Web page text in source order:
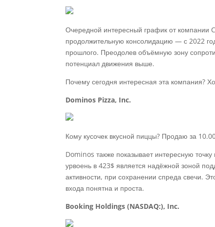
Очередной интересный график от компании
продолжительную консолидацию — с 2022
прошлого. Преодолев объёмную зону
потенциал движения выше.
Почему сегодня интересная эта компания?
Dominos Pizza, Inc.
Кому кусочек вкусной пиццы? Продаю за
Dominos также показывает интересную
урвоень в 423$ является надёжной зоной
активности, при сохранении спреда свечи.
входа понятна и проста.
Booking Holdings (NASDAQ:), Inc.